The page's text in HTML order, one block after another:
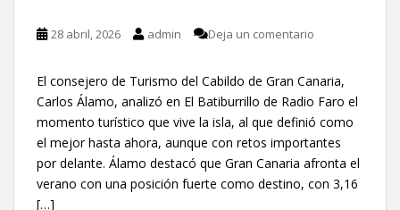
28 abril, 2026 admin Deja un comentario
El consejero de Turismo del Cabildo de Gran Canaria,
Carlos Álamo, analizó en El Batiburrillo de Radio Faro el
momento turístico que vive la isla, al que definió como
el mejor hasta ahora, aunque con retos importantes
por delante. Álamo destacó que Gran Canaria afronta el
verano con una posición fuerte como destino, con 3,16
[…]